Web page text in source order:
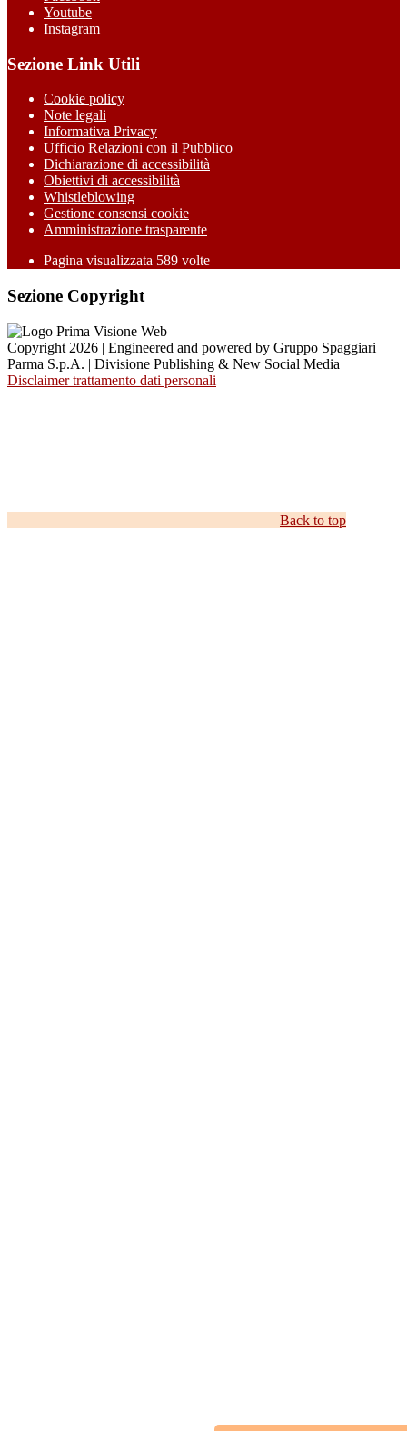
Youtube
Instagram
Sezione Link Utili
Cookie policy
Note legali
Informativa Privacy
Ufficio Relazioni con il Pubblico
Dichiarazione di accessibilità
Obiettivi di accessibilità
Whistleblowing
Gestione consensi cookie
Amministrazione trasparente
Pagina visualizzata 589 volte
Sezione Copyright
Copyright 2026 | Engineered and powered by Gruppo Spaggiari
Parma S.p.A. | Divisione Publishing & New Social Media
Disclaimer trattamento dati personali
Back to top